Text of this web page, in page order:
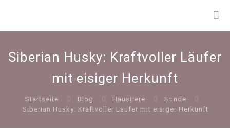
Siberian Husky: Kraftvoller Läufer
mit eisiger Herkunft
Startseite Blog Haustiere
Hunde
Siberian Husky: Kraftvoller Läufer mit eisiger Herkunft